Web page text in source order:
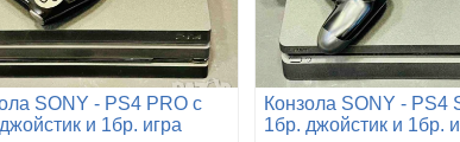
SONY - PS4 PRO с
и 1бр. игра
Конзола SONY - PS4
1бр. джойстик и 1бр.